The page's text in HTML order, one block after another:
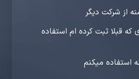
از شرکت دیگر
که قبلا ثبت کرده ام استفاده
استفاده میکنم